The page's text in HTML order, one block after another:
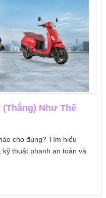
(Thắng) Như Thế
cho đúng? Tìm hiểu
thuật phanh an toàn và